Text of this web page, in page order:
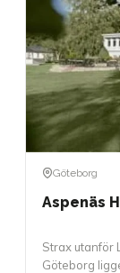
Göteborg
Aspenäs
Strax utanför
Göteborg